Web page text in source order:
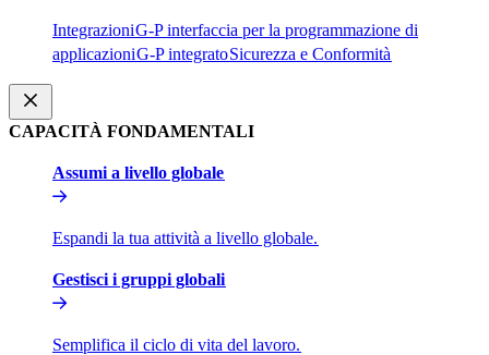
Integrazioni​​G-P interfaccia per la programmazione di
applicazioni​​G-P integrato​​Sicurezza e Conformità​​
CAPACITÀ FONDAMENTALI​​
Assumi a livello globale​​
Espandi la tua attività a livello globale.​​
Gestisci i gruppi globali​​
Semplifica il ciclo di vita del lavoro.​​